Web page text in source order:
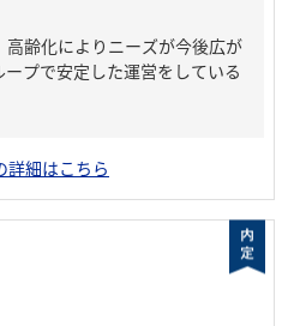
齢化によりニーズが今後広が
プで安定した運営をしている
詳細はこちら